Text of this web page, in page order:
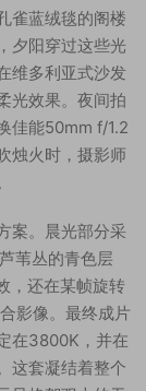
雀蓝绒毯的阁楼
夕阳穿过这些光
维多利亚式沙发
光效果。夜间拍
佳能50mm f/1.2
烛火时，摄影师
案。晨光部分采
苇丛的青色层
，还在某帧旋转
影像。最终成片
在3800K，并在
这套凝结着整个